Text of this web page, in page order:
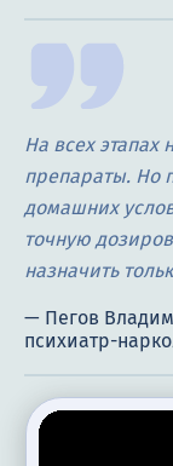
На всех этапах
препараты. Но
домашних
точную
назначить